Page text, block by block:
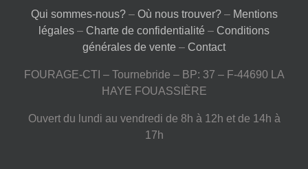
Qui sommes-nous?– Où nous trouver?– Mentions
légales – Charte de confidentialité – Conditions
générales de vente – Contact
FOURAGE-CTI – Tournebride – BP: 37 – F-44690 LA
HAYE FOUASSIÈRE
Ouvert du lundi au vendredi de 8h à 12h et de 14h à
17h